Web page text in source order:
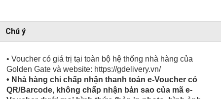
Chú ý
• Voucher có giá trị tại toàn bộ hệ thống nhà hàng của
Golden Gate và website: https://gdelivery.vn/
• Nhà hàng chỉ chấp nhận thanh toán e-Voucher có
QR/Barcode, không chấp nhận bản sao của mã e-